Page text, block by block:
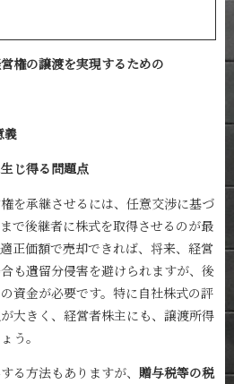
権の譲渡を実現するための
義
じ得る問題点
を承継させるには、任意交渉に基づ
で後継者に株式を取得させるのが最
正価額で売却できれば、将来、経営
も遺留分侵害を避けられますが、後
資金が必要です。特に自社株式の評
大きく、経営者株主にも、譲渡所得
う。
る方法もありますが、 贈与税等の税